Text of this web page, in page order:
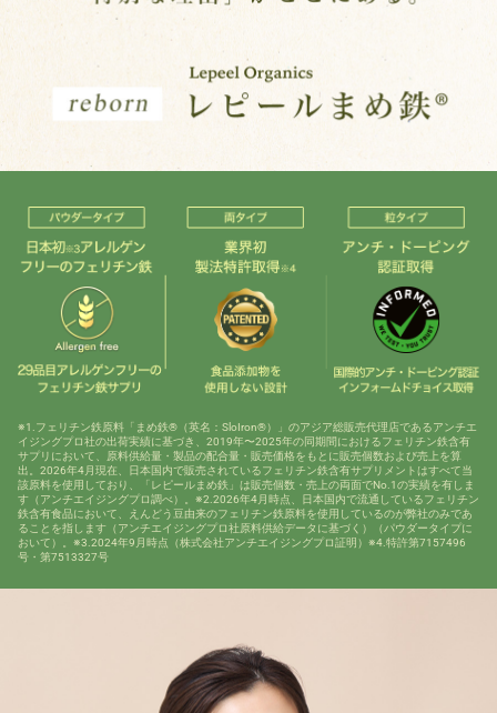
※1.フェリチン鉄原料「まめ鉄®（英名：SloIron®）」のアジア総販売代理店であるアンチエ
イジングプロ社の出荷実績に基づき、2019年〜2025年の同期間におけるフェリチン鉄含有
サプリにおいて、原料供給量・製品の配合量・販売価格をもとに販売個数および売上を算
出。2026年4月現在、日本国内で販売されているフェリチン鉄含有サプリメントはすべて当
該原料を使用しており、「レピールまめ鉄」は販売個数・売上の両面でNo.1の実績を有しま
す（アンチエイジングプロ調べ）。※2.2026年4月時点、日本国内で流通しているフェリチン
鉄含有食品において、えんどう豆由来のフェリチン鉄原料を使用しているのが弊社のみであ
ることを指します（アンチエイジングプロ社原料供給データに基づく）（パウダータイプに
おいて）。※3.2024年9月時点（株式会社アンチエイジングプロ証明）※4.特許第7157496
号・第7513327号